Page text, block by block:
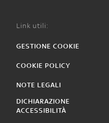
Link utili:
GESTIONE COOKIE
COOKIE POLICY
NOTE LEGALI
DICHIARAZIONE
ACCESSIBILITÀ